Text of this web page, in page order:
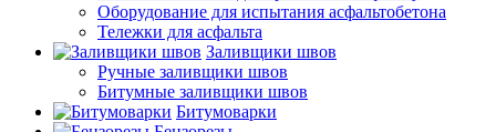
Оборудование для испытания асфальтобетона
Тележки для асфальта
Заливщики швов
Ручные заливщики швов
Битумные заливщики швов
Битумоварки